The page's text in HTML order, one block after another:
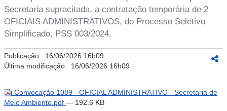
Secretaria supracitada, a contratação temporária de 2
OFICIAIS ADMINISTRATIVOS, do Processo Seletivo
Simplificado, PSS 003/2024.
Publicação: 16/06/2026 16h09
Última modificação: 16/06/2026 16h09
Convocação 1089 - OFICIAL ADMINISTRATIVO - Secretaria de
Meio Ambiente.pdf — 192.6 KB